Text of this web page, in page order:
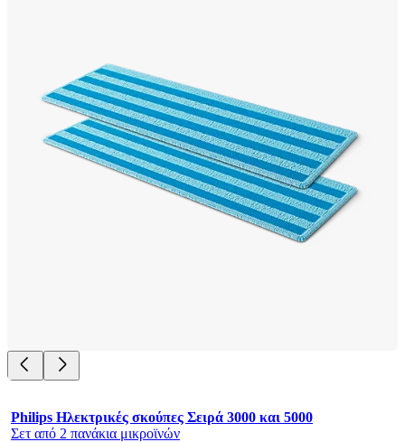
Philips Ηλεκτρικές σκούπες Σειρά 3000 και 5000
Σετ από 2 πανάκια μικροϊνών